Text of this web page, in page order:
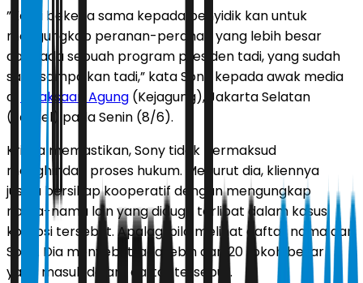
”Kami bekerja sama kepada penyidik kan untuk
mengungkap peranan-peranan yang lebih besar
daripada sebuah program presiden tadi, yang sudah
saya sampaikan tadi,” kata Sony kepada awak media
di
Kejaksaan Agung (Kejagung), Jakarta Selatan
(Jaksel) pada Senin (8/6).
Krisna memastikan, Sony tidak bermaksud
menghindari proses hukum. Menurut dia, kliennya
justru bersikap kooperatif dengan mengungkap
nama-nama lain yang diduga terlibat dalam kasus
korupsi tersebut. Apalagi bila melihat daftar nama dari
Sony. Dia menyebut, ada lebih dari 20 tokoh besar
yang masuk dalam daftar tersebut.